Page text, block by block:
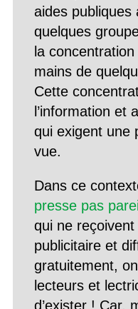
aides publiques
quelques
la
mains de
Cette
l’information et
qui exigent une
vue.
Dans ce
presse pas
qui ne
publicitaire et
gratuitement,
lecteurs et
d’exister ! Car,